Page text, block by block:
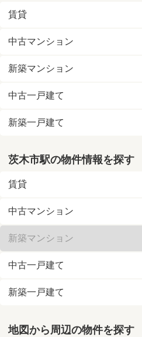
賃貸
中古マンション
新築マンション
中古一戸建て
新築一戸建て
茨木市駅の物件情報を探す
賃貸
中古マンション
新築マンション
中古一戸建て
新築一戸建て
地図から周辺の物件を探す